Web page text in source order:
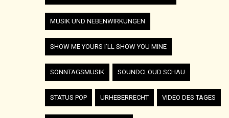
MUSIK UND NEBENWIRKUNGEN
SHOW ME YOURS I'LL SHOW YOU MINE
SONNTAGSMUSIK SOUNDCLOUD SCHAU
STATUS POP URHEBERRECHT VIDEO DES TAGES